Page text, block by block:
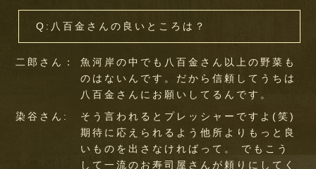
Q:八百金さんの良いところは？
二郎さん：
魚河岸の中でも八百金さん以上の野菜も
のはないんです。だから信頼してうちは
八百金さんにお願いしてるんです。
染谷さん:
そう言われるとプレッシャーですよ(笑)
期待に応えられるよう他所よりもっと良
いものを出さなければって。 でもこう
して一流のお寿司屋さんが頼りにしてく